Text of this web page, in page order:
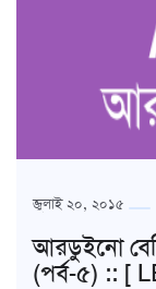
জুলাই ২০, ২০১৫
আরডুইনো
(পর্ব-৫) :: [